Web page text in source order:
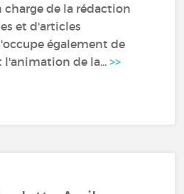
charge de la rédaction
et d'articles
également de
l'animation de la...>>